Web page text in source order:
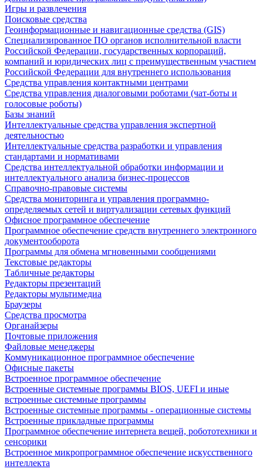
Игры и развлечения
Поисковые средства
Геоинформационные и навигационные средства (GIS)
Специализированное ПО органов исполнительной власти
Российской Федерации, государственных корпораций,
компаний и юридических лиц с преимущественным участием
Российской Федерации для внутреннего использования
Средства управления контактными центрами
Средства управления диалоговыми роботами (чат-боты и
голосовые роботы)
Базы знаний
Интеллектуальные средства управления экспертной
деятельностью
Интеллектуальные средства разработки и управления
стандартами и нормативами
Средства интеллектуальной обработки информации и
интеллектуального анализа бизнес-процессов
Справочно-правовые системы
Средства мониторинга и управления программно-
определяемых сетей и виртуализации сетевых функций
Офисное программное обеспечение
Программное обеспечение средств внутреннего электронного
документооборота
Программы для обмена мгновенными сообщениями
Текстовые редакторы
Табличные редакторы
Редакторы презентаций
Редакторы мультимедиа
Браузеры
Средства просмотра
Органайзеры
Почтовые приложения
Файловые менеджеры
Коммуникационное программное обеспечение
Офисные пакеты
Встроенное программное обеспечение
Встроенные системные программы BIOS, UEFI и иные
встроенные системные программы
Встроенные системные программы - операционные системы
Встроенные прикладные программы
Программное обеспечение интернета вещей, робототехники и
сенсорики
Встроенное микропрограммное обеспечение искусственного
интеллекта